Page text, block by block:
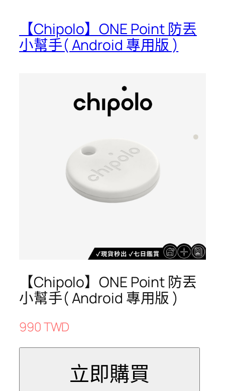
【Chipolo】ONE Point 防丟
小幫手( Android 專用版 )
【Chipolo】ONE Point 防丟
小幫手( Android 專用版 )
990 TWD